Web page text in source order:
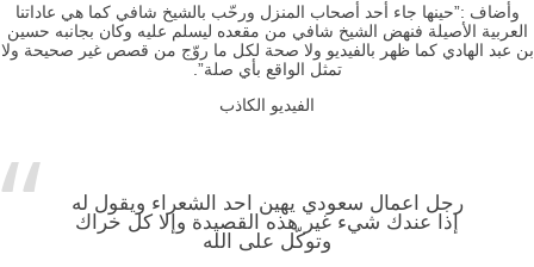
وأضاف :”حينها جاء أحد أصحاب المنزل ورحّب بالشيخ شافي كما هي عاداتنا
العربية الأصيلة فنهض الشيخ شافي من مقعده ليسلم عليه وكان بجانبه حسين
بن عبد الهادي كما ظهر بالفيديو ولا صحة لكل ما روّج من قصص غير صحيحة ولا
تمثل الواقع بأي صلة”.
الفيديو الكاذب
رجل اعمال سعودي يهين احد الشعراء ويقول له
إذا عندك شيء غير هذه القصيدة وإلا كل خراك
وتوكّل على الله